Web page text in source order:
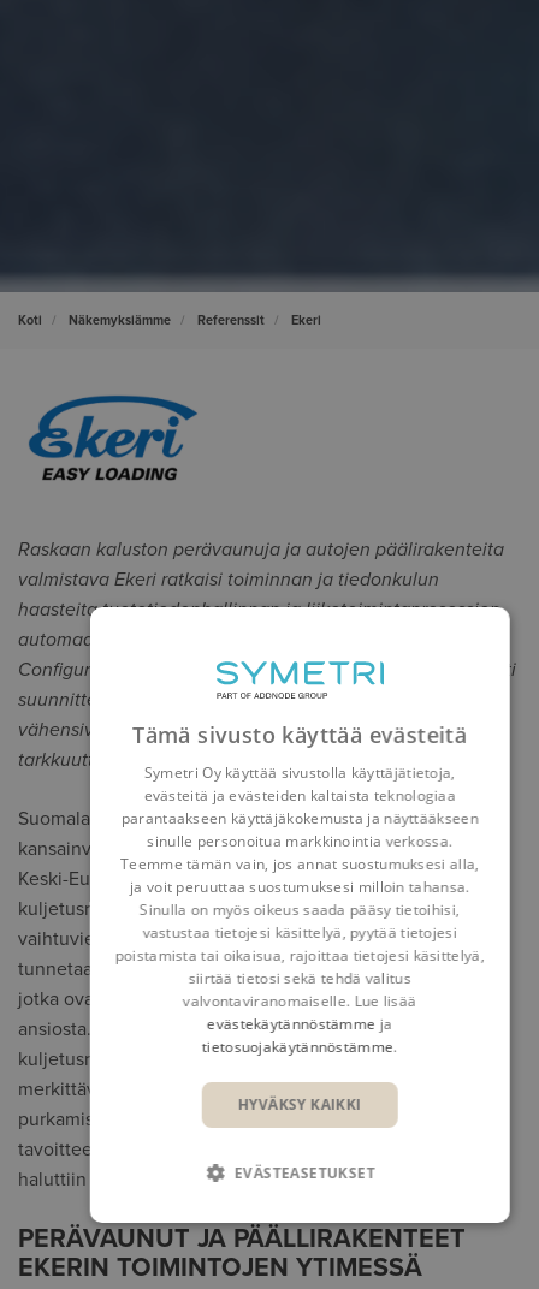
Koti Näkemyksiämme Referenssit Ekeri
Raskaan kaluston perävaunuja ja autojen päälirakenteita
valmistava Ekeri ratkaisi toiminnan ja tiedonkulun
haasteita tuotetiedonhallinnan ja liiketoimintaprosessien
automaation avulla. Yritys integroi Sovelia Core PLM- ja
Configurator-järjestelmät osaksi toimintaansa, mikä tehosti
suunnittelua, tuotantoa ja tiedonkulkua. Ratkaisut
vähensivät manuaalista työtä, paransivat prosessien
tarkkuutta.
Suomalainen perheyritys Ekeri palvelee laajaa
kansainvälistä asiakaskuntaa, erityisesti Pohjoismaissa ja
Keski-Euroopassa, joissa kestävät ja laadukkaat
kuljetusratkaisut ovat ensiarvoisen tärkeitä muun muassa
vaihtuvien sääolosuhteiden takia. Logistiikka-alalla Ekeri
tunnetaan erityisesti sivusta avattavista perävaunuistaan,
jotka ovat saavuttaneet suosiota niiden monikäyttöisyyden
ansiosta. Nämä Ekerin kehittämät sivusta-avattavat
kuljetusratkaisut helpottavat, nopeuttavat ja sujuvoittavat
merkittävästi kaikenlaisen kuorman lastaamista ja
purkamista. Sama helppous, nopeus ja sujuvuus Ekerillä oli
tavoitteena, kun yrityksen omia liiketoimintaprosesseja
haluttiin kehittää ja automatisoida.
PERÄVAUNUT JA PÄÄLLIRAKENTEET
EKERIN TOIMINTOJEN YTIMESSÄ
Tämä sivusto käyttää evästeitä
Symetri Oy käyttää sivustolla käyttäjätietoja,
evästeitä ja evästeiden kaltaista teknologiaa
parantaakseen käyttäjäkokemusta ja näyttääkseen
sinulle personoitua markkinointia verkossa.
Teemme tämän vain, jos annat suostumuksesi alla,
ja voit peruuttaa suostumuksesi milloin tahansa.
Sinulla on myös oikeus saada pääsy tietoihisi,
vastustaa tietojesi käsittelyä, pyytää tietojesi
poistamista tai oikaisua, rajoittaa tietojesi käsittelyä,
siirtää tietosi sekä tehdä valitus
valvontaviranomaiselle. Lue lisää
evästekäytännöstämme ja
tietosuojakäytännöstämme.
HYVÄKSY KAIKKI
EVÄSTEASETUKSET